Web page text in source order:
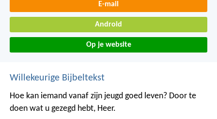
E-mail
Android
Op je website
Willekeurige Bijbeltekst
Hoe kan iemand vanaf zijn jeugd goed leven? Door te
doen wat u gezegd hebt, Heer.